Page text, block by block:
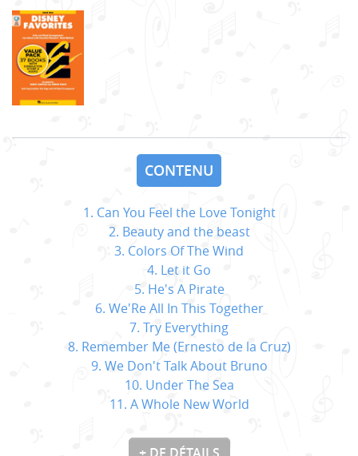
CONTENU
1. Can You Feel the Love Tonight
2. Beauty and the beast
3. Colors Of The Wind
4. Let it Go
5. He's A Pirate
6. We'Re All In This Together
7. Try Everything
8. Remember Me (Ernesto de la Cruz)
9. We Don't Talk About Bruno
10. Under The Sea
11. A Whole New World